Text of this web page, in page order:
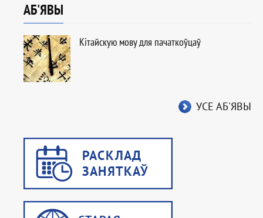
АБ'ЯВЫ
Кітайскую мову для пачаткоўцаў
УСЕ АБ'ЯВЫ